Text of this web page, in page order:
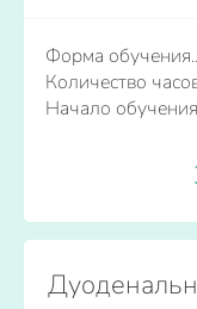
Форма обучения
Количество
Начало обучения